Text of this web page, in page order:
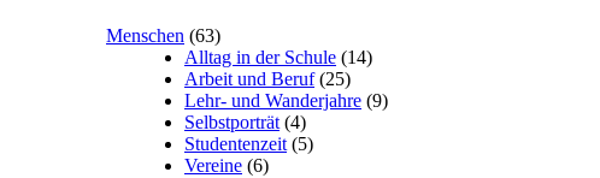
Menschen (63)
Alltag in der Schule (14)
Arbeit und Beruf(25)
Lehr- und Wanderjahre (9)
Selbstporträt (4)
Studentenzeit (5)
Vereine (6)